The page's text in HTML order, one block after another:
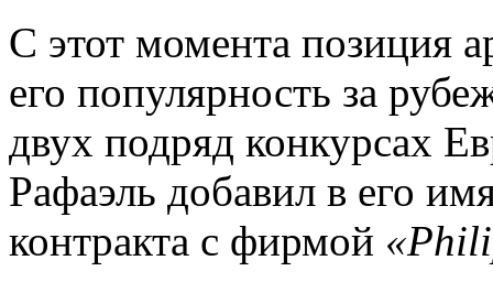
С этот момента позиция
его популярность за
двух подряд конкурсах
Рафаэль добавил в его
контракта с фирмой